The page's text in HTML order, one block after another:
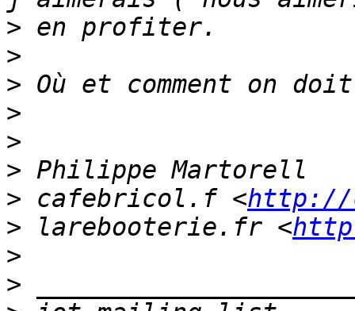
>
>
>
>
>
>
> cafebricol.f <http://
> larebooterie.fr <
>
>